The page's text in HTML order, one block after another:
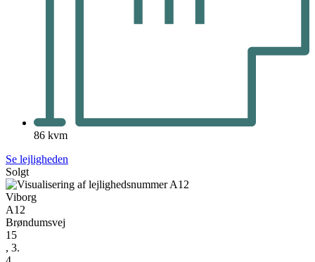
86 kvm
Se lejligheden
Solgt
Viborg
A12
Brøndumsvej
15
, 3.